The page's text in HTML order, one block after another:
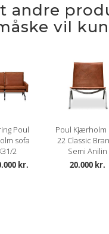
andre
vil
Poul
sofa
2
kr.
Poul Kjærholm
22 Classic
Semi Anilin
20.000 kr.